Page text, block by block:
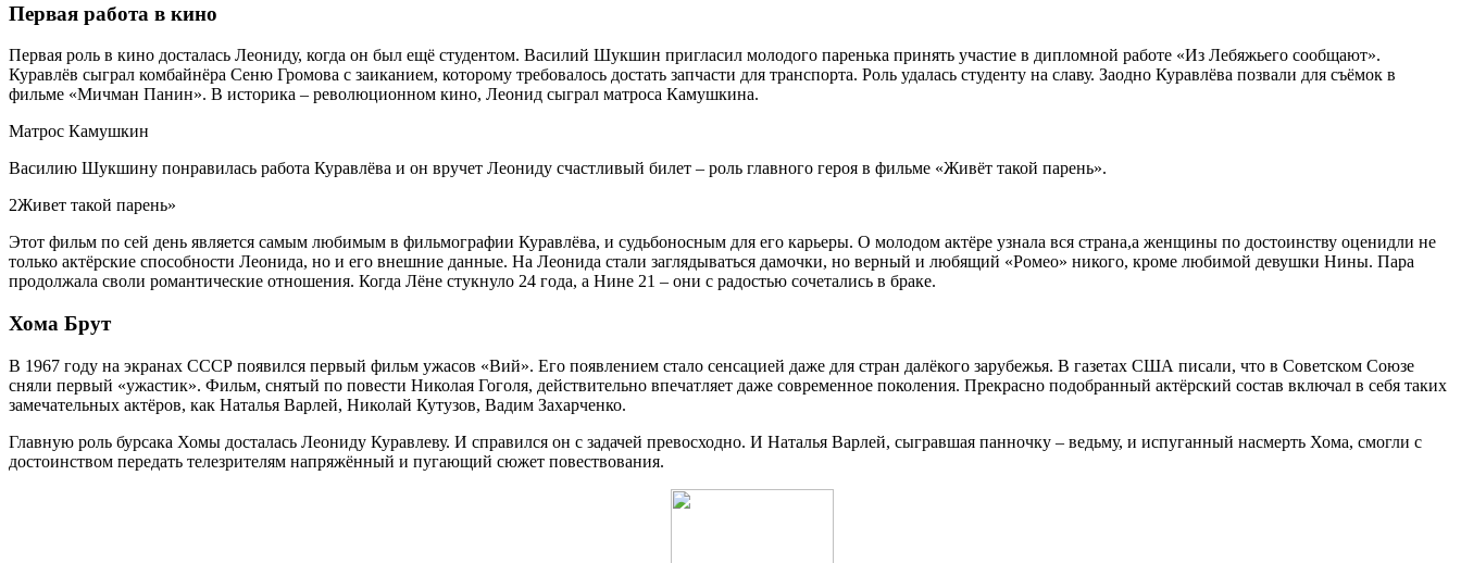
Первая работа в кино
Первая роль в кино досталась Леониду, когда он был ещё студентом. Василий Шукшин пригласил молодого паренька принять участие в дипломной работе «Из Лебяжьего сообщают».
Куравлёв сыграл комбайнёра Сеню Громова с заиканием, которому требовалось достать запчасти для транспорта. Роль удалась студенту на славу. Заодно Куравлёва позвали для съёмок в
фильме «Мичман Панин». В историка – революционном кино, Леонид сыграл матроса Камушкина.
Матрос Камушкин
Василию Шукшину понравилась работа Куравлёва и он вручет Леониду счастливый билет – роль главного героя в фильме «Живёт такой парень».
2Живет такой парень»
Этот фильм по сей день является самым любимым в фильмографии Куравлёва, и судьбоносным для его карьеры. О молодом актёре узнала вся страна,а женщины по достоинству оценидли не
только актёрские способности Леонида, но и его внешние данные. На Леонида стали заглядываться дамочки, но верный и любящий «Ромео» никого, кроме любимой девушки Нины. Пара
продолжала своли романтические отношения. Когда Лёне стукнуло 24 года, а Нине 21 – они с радостью сочетались в браке.
Хома Брут
В 1967 году на экранах СССР появился первый фильм ужасов «Вий». Его появлением стало сенсацией даже для стран далёкого зарубежья. В газетах США писали, что в Советском Союзе
сняли первый «ужастик». Фильм, снятый по повести Николая Гоголя, действительно впечатляет даже современное поколения. Прекрасно подобранный актёрский состав включал в себя таких
замечательных актёров, как Наталья Варлей, Николай Кутузов, Вадим Захарченко.
Главную роль бурсака Хомы досталась Леониду Куравлеву. И справился он с задачей превосходно. И Наталья Варлей, сыгравшая панночку – ведьму, и испуганный насмерть Хома, смогли с
достоинством передать телезрителям напряжённый и пугающий сюжет повествования.